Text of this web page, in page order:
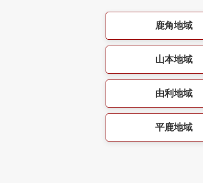
鹿角地域
山本地域
由利地域
平鹿地域